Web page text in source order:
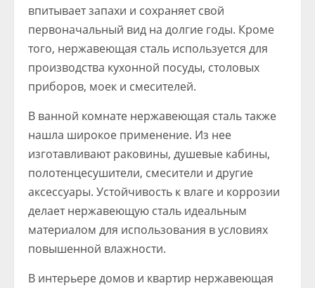
впитывает запахи и сохраняет свой
первоначальный вид на долгие годы. Кроме
того, нержавеющая сталь используется для
производства кухонной посуды, столовых
приборов, моек и смесителей.
В ванной комнате нержавеющая сталь также
нашла широкое применение. Из нее
изготавливают раковины, душевые кабины,
полотенцесушители, смесители и другие
аксессуары. Устойчивость к влаге и коррозии
делает нержавеющую сталь идеальным
материалом для использования в условиях
повышенной влажности.
В интерьере домов и квартир нержавеющая